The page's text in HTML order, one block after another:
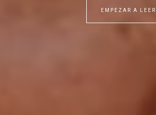
EMPEZAR A LEER